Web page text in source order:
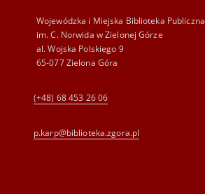
Wojewódzka i Miejska Biblioteka Publiczna
im. C. Norwida w Zielonej Górze
al. Wojska Polskiego 9
65-077 Zielona Góra
(+48) 68 453 26 06
p.karp@biblioteka.zgora.pl